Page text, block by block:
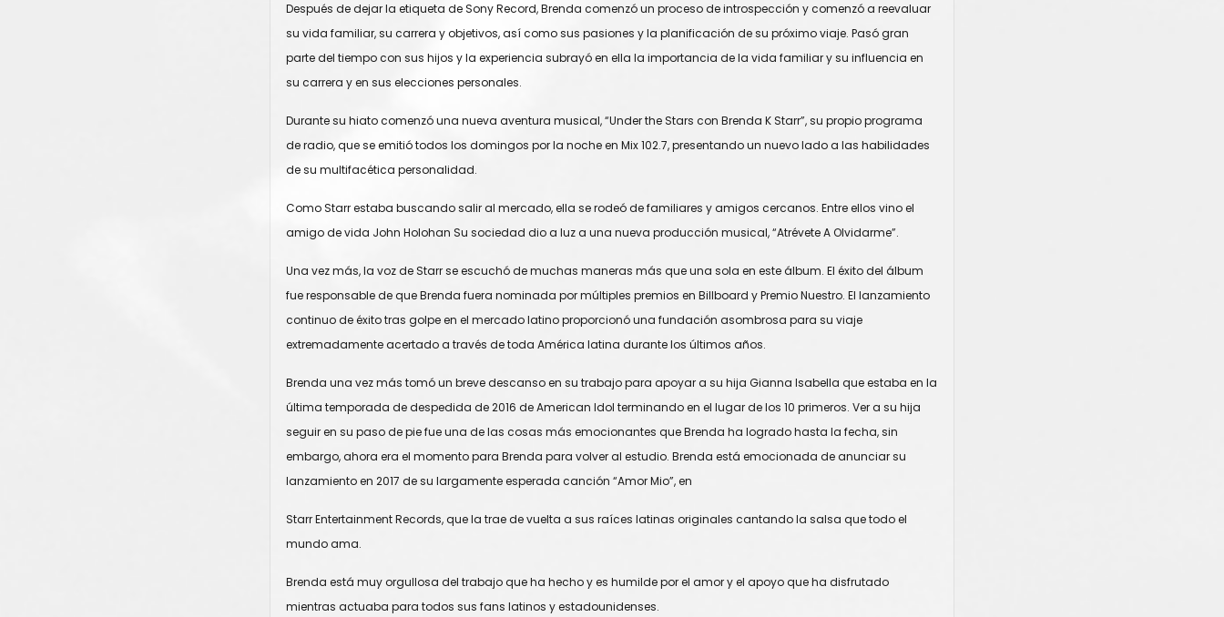
Después de dejar la etiqueta de Sony Record, Brenda comenzó un proceso de introspección y comenzó a reevaluar
su vida familiar, su carrera y objetivos, así como sus pasiones y la planificación de su próximo viaje. Pasó gran
parte del tiempo con sus hijos y la experiencia subrayó en ella la importancia de la vida familiar y su influencia en
su carrera y en sus elecciones personales.
Durante su hiato comenzó una nueva aventura musical, “Under the Stars con Brenda K Starr”, su propio programa
de radio, que se emitió todos los domingos por la noche en Mix 102.7, presentando un nuevo lado a las habilidades
de su multifacética personalidad.
Como Starr estaba buscando salir al mercado, ella se rodeó de familiares y amigos cercanos. Entre ellos vino el
amigo de vida John Holohan Su sociedad dio a luz a una nueva producción musical, “Atrévete A Olvidarme”.
Una vez más, la voz de Starr se escuchó de muchas maneras más que una sola en este álbum. El éxito del álbum
fue responsable de que Brenda fuera nominada por múltiples premios en Billboard y Premio Nuestro. El lanzamiento
continuo de éxito tras golpe en el mercado latino proporcionó una fundación asombrosa para su viaje
extremadamente acertado a través de toda América latina durante los últimos años.
Brenda una vez más tomó un breve descanso en su trabajo para apoyar a su hija Gianna Isabella que estaba en la
última temporada de despedida de 2016 de American Idol terminando en el lugar de los 10 primeros. Ver a su hija
seguir en su paso de pie fue una de las cosas más emocionantes que Brenda ha logrado hasta la fecha, sin
embargo, ahora era el momento para Brenda para volver al estudio. Brenda está emocionada de anunciar su
lanzamiento en 2017 de su largamente esperada canción “Amor Mio”, en
Starr Entertainment Records, que la trae de vuelta a sus raíces latinas originales cantando la salsa que todo el
mundo ama.
Brenda está muy orgullosa del trabajo que ha hecho y es humilde por el amor y el apoyo que ha disfrutado
mientras actuaba para todos sus fans latinos y estadounidenses.